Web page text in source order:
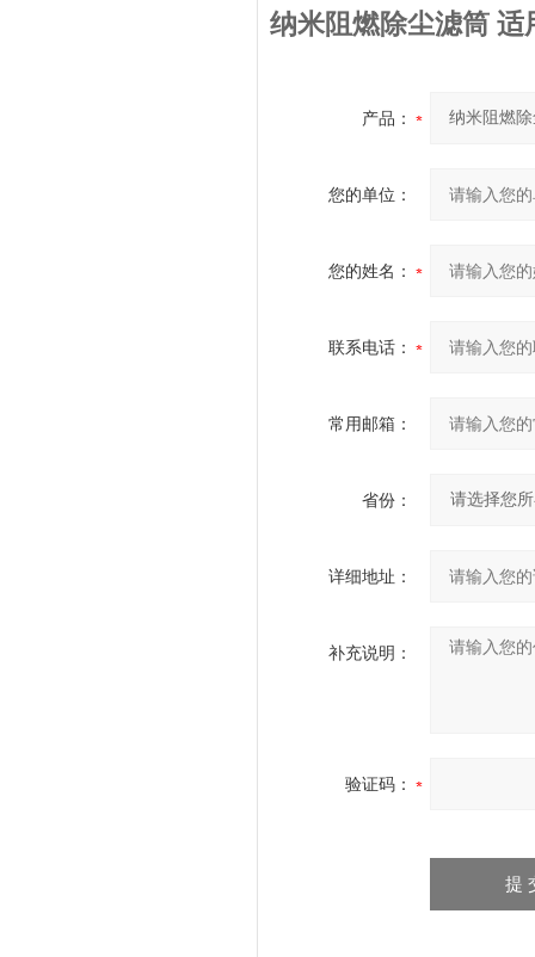
纳米阻燃除尘滤筒
产品：
您的单位：
您的姓名：
联系电话：
常用邮箱：
省份：
详细地址：
补充说明：
验证码：